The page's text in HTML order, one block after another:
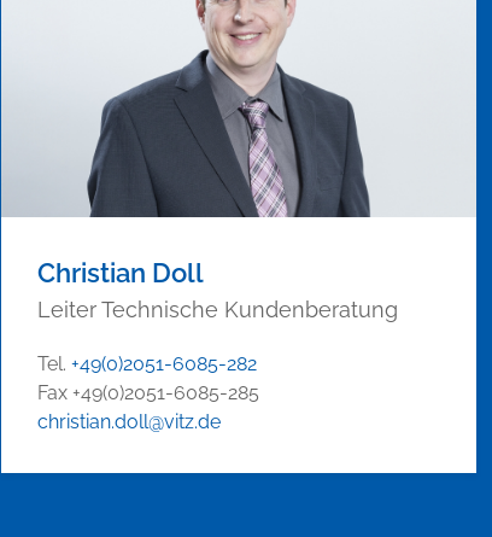
Christian Doll
Leiter Technische Kundenberatung
Tel. +49(0)2051-6085-282
Fax +49(0)2051-6085-285
christian.doll@vitz.de